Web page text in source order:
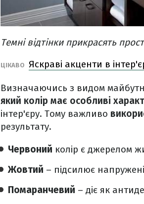
Темні відтінки прикрасять
ЦІКАВО Яскраві акценти в
Визначаючись з видом
який колір має особливі
інтер'єру. Тому важливо
результату.
Червоний колір є джерелом
Жовтий – підсилює
Помаранчевий – діє як